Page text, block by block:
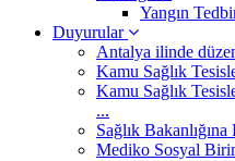
Yangın
Duyurular
Antalya ilinde
Kamu Sağlık
Kamu Sağlık
...
Sağlık
Mediko Sosyal